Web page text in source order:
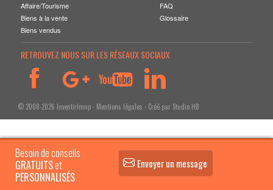
Besoin de conseils
GRATUITSet
PERSONNALISÉS
Envoyer un message
Affaire/Tourisme
Biens à la vente
Biens vendus
FAQ
Glossaire
RETROUVEZ NOUS SUR LES RÉSEAUX SOCIAUX
© 2008-2026 Investirlmnp - Mentions légales - Créé par Studio HB